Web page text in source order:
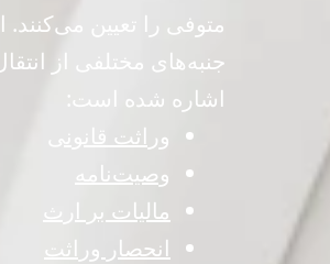
جنبه‌های مختلفی از
اشاره شده است:
وراثت قانونی
وصیت‌نامه
مالیات بر ارث
انحصار وراثت